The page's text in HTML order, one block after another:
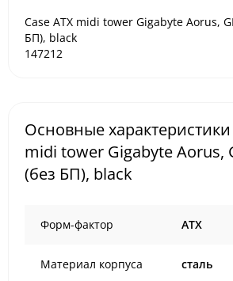
Case ATX midi tower Gigabyte Aorus,
БП), black
147212
Основные характеристики
midi tower Gigabyte Aorus,
(без БП), black
Форм-фактор ATX
Материал корпуса сталь